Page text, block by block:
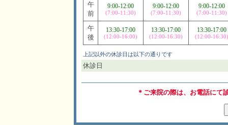
午
前
9:00-12:00
(7:00-11:30)
9:00-12:00
(7:00-11:30)
9:00-12:00
(7:00-11:30)
午
後
13:30-17:00
(12:00-16:00)
13:30-17:00
(12:00-16:30)
13:30-17:00
(12:00-16:30)
上記以外の休診日は以下の通りです
休診日
＊ご来院の際は、お電話にて